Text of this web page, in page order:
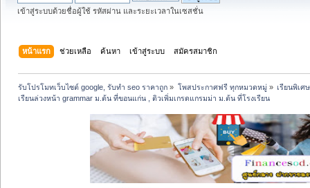
เข้าสู่ระบบด้วยชื่อผู้ใช้ รหัสผ่าน และระยะเวลาในเซสชั่น
หน้าแรก ช่วยเหลือ ค้นหา เข้าสู่ระบบ สมัครสมาชิก
รับโปรโมทเว็บไซต์ google, รับทำ seo ราคาถูก » โพสประกาศฟรี ทุกหมวดหมู่» เรียนพิเศ
เรียนล่วงหน้า grammar ม.ต้น ที่ขอนแก่น , ติวเพิ่มเกรดแกรมม่า ม.ต้น ที่โรงเรียน